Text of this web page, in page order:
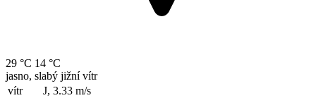
29 °C 14 °C
jasno, slabý jižní vítr
vítr
J, 3.33 m/s